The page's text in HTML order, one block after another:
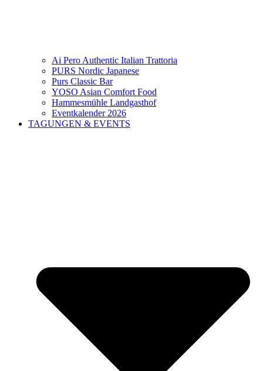
Ai Pero Authentic Italian Trattoria
PURS Nordic Japanese
Purs Classic Bar
YOSO Asian Comfort Food
Hammesmühle Landgasthof
Eventkalender 2026
TAGUNGEN & EVENTS